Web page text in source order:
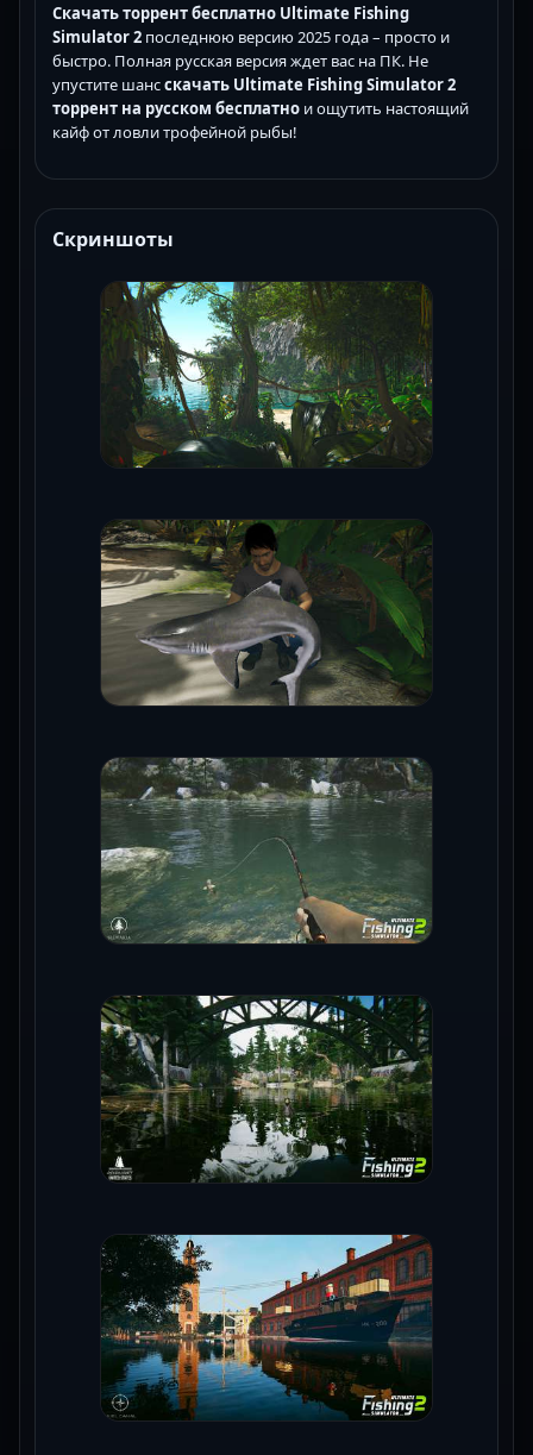
Скачать торрент бесплатно Ultimate Fishing
Simulator 2 последнюю версию 2025 года – просто и
быстро. Полная русская версия ждет вас на ПК. Не
упустите шансскачать Ultimate Fishing Simulator 2
торрент на русском бесплатно и ощутить настоящий
кайф от ловли трофейной рыбы!
Скриншоты